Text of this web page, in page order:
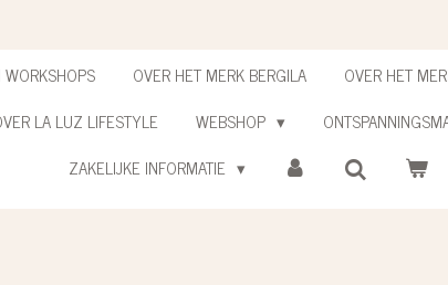
OVER HET MERK BERGILA OVER HET
LA LUZ LIFESTYLE WEBSHOP
ZAKELIJKE INFORMATIE